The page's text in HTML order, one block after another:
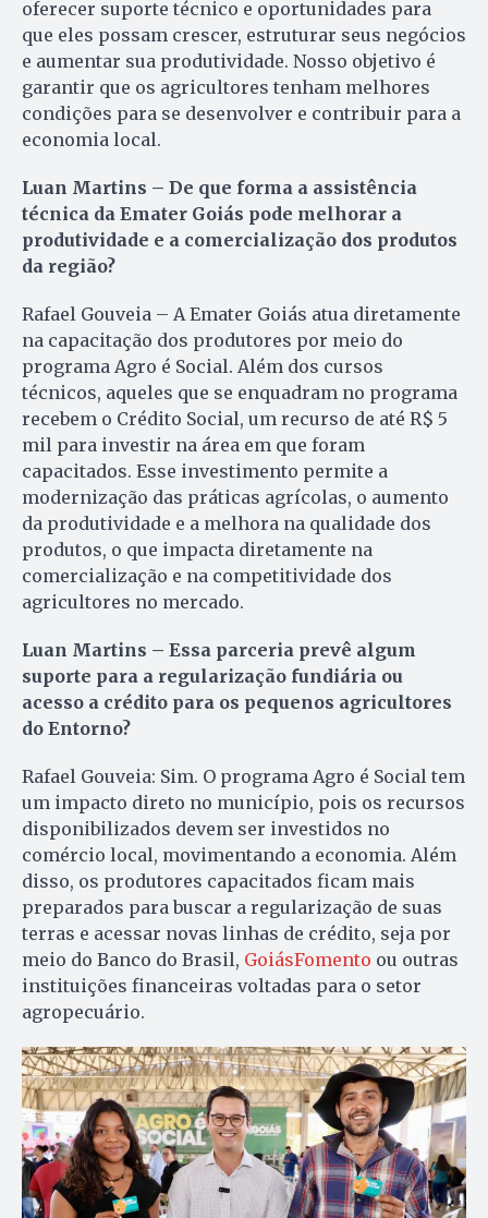
oferecer suporte técnico e oportunidades para
que eles possam crescer, estruturar seus negócios
e aumentar sua produtividade. Nosso objetivo é
garantir que os agricultores tenham melhores
condições para se desenvolver e contribuir para a
economia local.
Luan Martins – De que forma a assistência
técnica da Emater Goiás pode melhorar a
produtividade e a comercialização dos produtos
da região?
Rafael Gouveia – A Emater Goiás atua diretamente
na capacitação dos produtores por meio do
programa Agro é Social. Além dos cursos
técnicos, aqueles que se enquadram no programa
recebem o Crédito Social, um recurso de até R$ 5
mil para investir na área em que foram
capacitados. Esse investimento permite a
modernização das práticas agrícolas, o aumento
da produtividade e a melhora na qualidade dos
produtos, o que impacta diretamente na
comercialização e na competitividade dos
agricultores no mercado.
Luan Martins – Essa parceria prevê algum
suporte para a regularização fundiária ou
acesso a crédito para os pequenos agricultores
do Entorno?
Rafael Gouveia: Sim. O programa Agro é Social tem
um impacto direto no município, pois os recursos
disponibilizados devem ser investidos no
comércio local, movimentando a economia. Além
disso, os produtores capacitados ficam mais
preparados para buscar a regularização de suas
terras e acessar novas linhas de crédito, seja por
meio do Banco do Brasil, GoiásFomento ou outras
instituições financeiras voltadas para o setor
agropecuário.